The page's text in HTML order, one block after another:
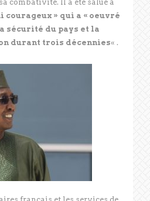
combativité. Il a été salué à
courageux » qui a « oeuvré
sécurité du pays et la
durant trois décennies« .